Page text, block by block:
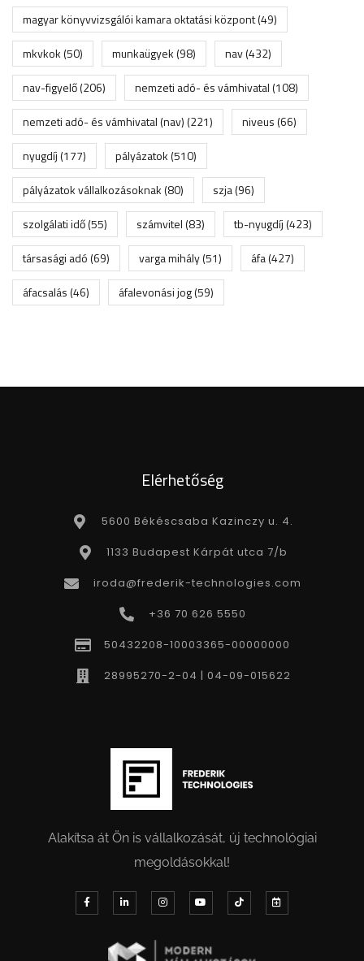
magyar könyvvizsgálói kamara oktatási központ(49)
mkvkok(50) munkaügyek(98) nav(432)
nav-figyelő(206) nemzeti adó- és vámhivatal(108)
nemzeti adó- és vámhivatal (nav)(221) niveus(66)
nyugdíj(177) pályázatok(510)
pályázatok vállalkozásoknak(80) szja(96)
szolgálati idő(55) számvitel(83) tb-nyugdíj(423)
társasági adó(69) varga mihály(51) áfa(427)
áfacsalás(46) áfalevonási jog(59)
Elérhetőség
5600 Békéscsaba Kazinczy u. 4.
1133 Budapest Kárpát utca 7/b
iroda@frederik-technologies.com
+36 70 626 5550
50432208-10003365-00000000
28995270-2-04 | 04-09-015622
Alakítsa át Ön is vállalkozását, új technológiai
megoldásokkal!